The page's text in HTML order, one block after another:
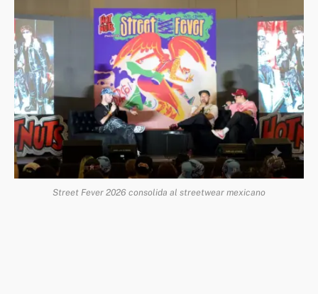
Street Fever 2026 consolida al streetwear mexicano